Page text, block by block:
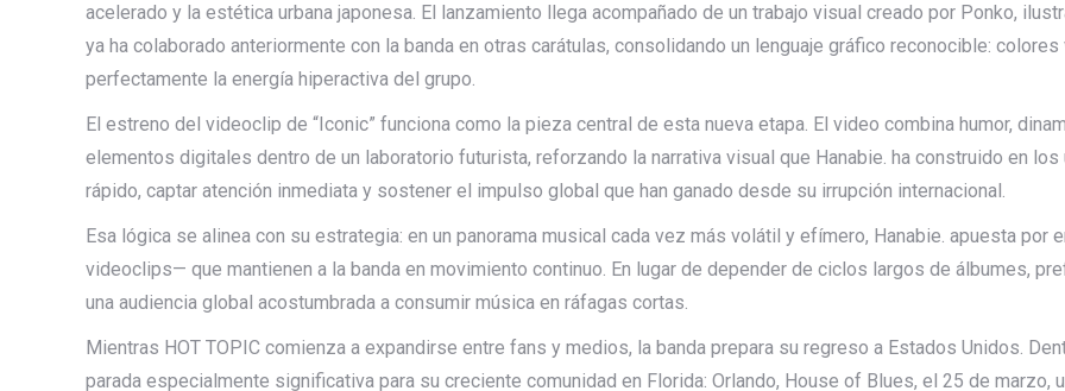
acelerado y la estética urbana japonesa. El lanzamiento llega acompañado de un trabajo visual creado por Ponko,
ya ha colaborado anteriormente con la banda en otras carátulas, consolidando un lenguaje gráfico reconocible:
perfectamente la energía hiperactiva del grupo.
El estreno del videoclip de “Iconic” funciona como la pieza central de esta nueva etapa. El video combina humor,
elementos digitales dentro de un laboratorio futurista, reforzando la narrativa visual que Hanabie. ha construido en
rápido, captar atención inmediata y sostener el impulso global que han ganado desde su irrupción internacional.
Esa lógica se alinea con su estrategia: en un panorama musical cada vez más volátil y efímero, Hanabie. apuesta
videoclips— que mantienen a la banda en movimiento continuo. En lugar de depender de ciclos largos de álbumes,
una audiencia global acostumbrada a consumir música en ráfagas cortas.
Mientras HOT TOPIC comienza a expandirse entre fans y medios, la banda prepara su regreso a Estados Unidos.
parada especialmente significativa para su creciente comunidad en Florida: Orlando, House of Blues, el 25 de marzo,